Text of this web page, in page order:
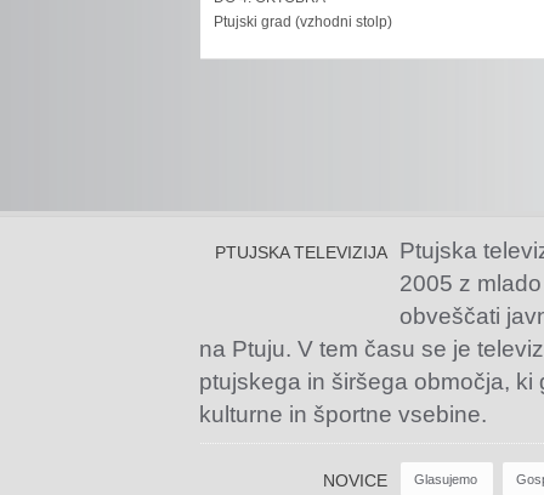
Ptujski grad (vzhodni stolp)
PTUJSKA TELEVIZIJA
Ptujska
2005 z
obveščati
na Ptuju. V tem času se je
ptujskega in širšega območja,
kulturne in športne vsebine.
NOVICE Glasujemo